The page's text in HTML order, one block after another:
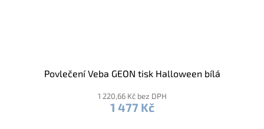
Povlečení Veba GEON tisk Halloween bílá
1 220,66 Kč bez DPH
1 477 Kč